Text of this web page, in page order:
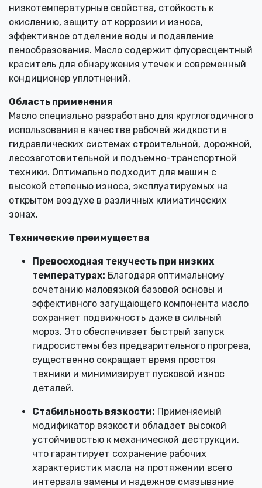
низкотемпературные свойства, стойкость к
окислению, защиту от коррозии и износа,
эффективное отделение воды и подавление
пенообразования. Масло содержит флуоресцентный
краситель для обнаружения утечек и современный
кондиционер уплотнений.
Область применения
Масло специально разработано для круглогодичного
использования в качестве рабочей жидкости в
гидравлических системах строительной, дорожной,
лесозаготовительной и подъемно-транспортной
техники. Оптимально подходит для машин с
высокой степенью износа, эксплуатируемых на
открытом воздухе в различных климатических
зонах.
Технические преимущества
Превосходная текучесть при низких
температурах: Благодаря оптимальному
сочетанию маловязкой базовой основы и
эффективного загущающего компонента масло
сохраняет подвижность даже в сильный
мороз. Это обеспечивает быстрый запуск
гидросистемы без предварительного прогрева,
существенно сокращает время простоя
техники и минимизирует пусковой износ
деталей.
Стабильность вязкости: Применяемый
модификатор вязкости обладает высокой
устойчивостью к механической деструкции,
что гарантирует сохранение рабочих
характеристик масла на протяжении всего
интервала замены и надежное смазывание